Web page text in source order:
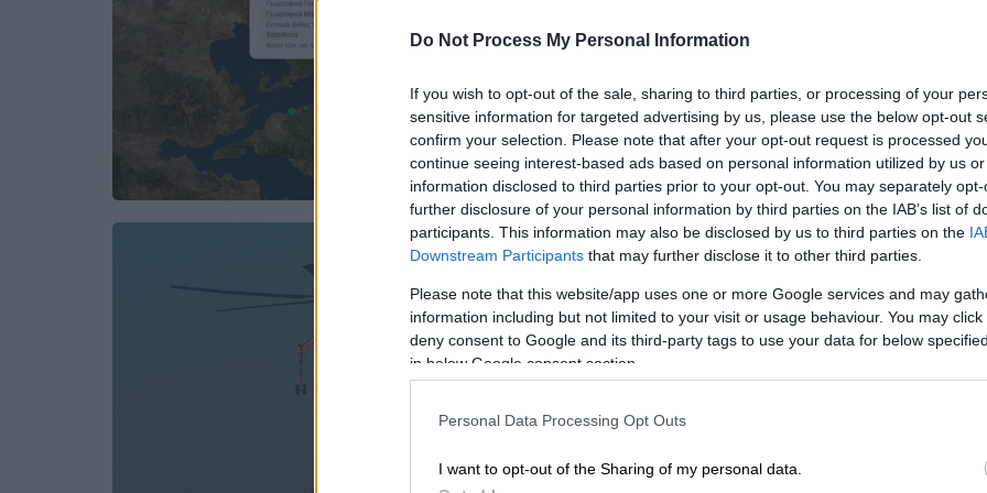
Do Not Process My Personal Information
If you wish to opt-out of the sale, sharing to third parties, or processing of your
sensitive information for targeted advertising by us, please use the below opt-out
confirm your selection. Please note that after your opt-out request is processed
continue seeing interest-based ads based on personal information utilized by us
information disclosed to third parties prior to your opt-out. You may separately
further disclosure of your personal information by third parties on the IAB’s list of
participants. This information may also be disclosed by us to third parties on the
Downstream Participants that may further disclose it to other third parties.
Please note that this website/app uses one or more Google services and may
information including but not limited to your visit or usage behaviour. You may
deny consent to Google and its third-party tags to use your data for below
in below Google consent section.
Personal Data Processing Opt Outs
I want to opt-out of the Sharing of my personal data.
Σκιάθο
Αισθητός και στην Αττική
Ελλάδα|19.04.2026 19:21
Φωτιά τώρα στη Σκιάθο, σε
δασική έκταση
πυρκαγιά